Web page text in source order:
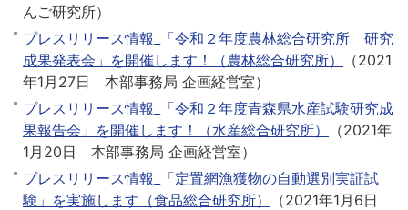
んご研究所）
プレスリリース情報_「令和２年度農林総合研究所 研究
成果発表会」を開催します！（農林総合研究所）
（2021
年1月27日
本部事務局 企画経営室）
プレスリリース情報_「令和２年度青森県水産試験研究成
果報告会」を開催します！（水産総合研究所）
（2021年
1月20日
本部事務局 企画経営室）
プレスリリース情報_「定置網漁獲物の自動選別実証試
験」を実施します（食品総合研究所）
（2021年1月6日